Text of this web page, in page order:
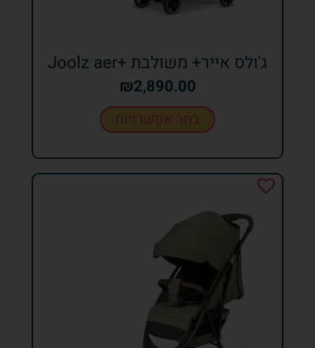
ג'ולס אייר+ משולבת +Joolz aer
₪2,890.00
בחר אפשרויות